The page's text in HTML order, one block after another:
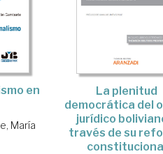
en
María
La plenitud
democrática del
jurídico
través de su